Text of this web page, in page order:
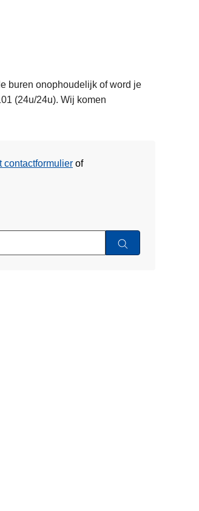
buren onophoudelijk of word je
(24u/24u). Wij komen
contactformulier of